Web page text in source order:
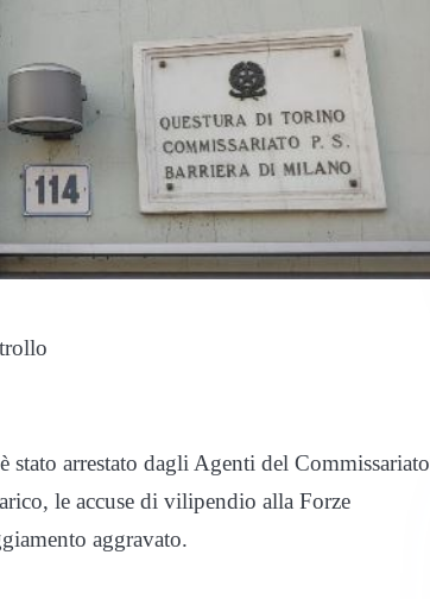
arrestato dagli Agenti del Commissariato
le accuse di vilipendio alla Forze
aggravato.